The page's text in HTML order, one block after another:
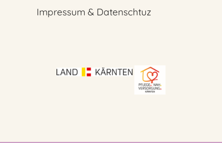
Impressum & Datenschtuz